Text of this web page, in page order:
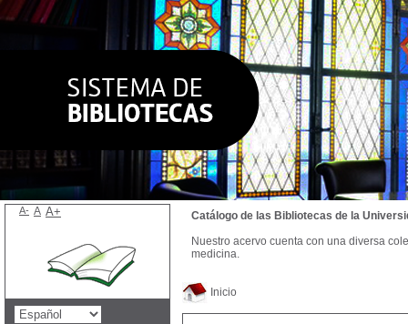
Inicio
Catálogo de las Bibliotecas de la
Nuestro acervo cuenta con una diversa
medicina.
A- A A+